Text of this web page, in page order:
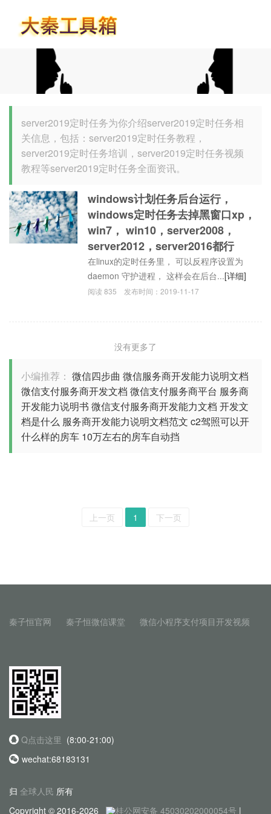
server2019定时任务为你介绍server2019定时任务相
关信息，包括：server2019定时任务教程，
server2019定时任务培训，server2019定时任务视频
教程等server2019定时任务全面资讯。
windows计划任务后台运行，
windows定时任务去掉黑窗口xp，
win7， win10，server2008，
server2012，server2016都行
在linux的定时任务里， 可以反程序设置为
daemon 守护进程， 这样会在后台...[详细]
阅读835 发布时间：2019-11-17
没有更多了
小编推荐： 微信四步曲 微信服务商开发能力说明文档
微信支付服务商开发文档 微信支付服务商平台 服务商
开发能力说明书 微信支付服务商开发能力文档 开发文
档是什么 服务商开发能力说明文档范文 c2驾照可以开
什么样的房车 10万左右的房车自动挡
上一页 1 下一页
秦子恒官网 秦子恒微信课堂 微信小程序支付项目开发视频
Q点击这里 (8:00-21:00)
wechat:68183131
归 全球人民 所有
Copyright © 2016-2026
桂公网安备 45030202000054号 |